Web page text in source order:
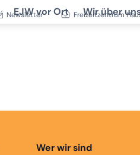
Newsletter Freizeitzentrum
EJW vor Ort Wir über
Wer wir sind